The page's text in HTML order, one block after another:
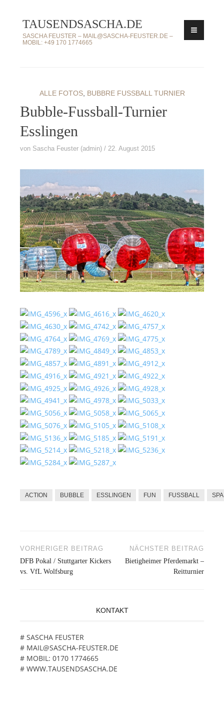
Inhalt
springen
TAUSENDSASCHA.DE
SASCHA FEUSTER – MAIL@SASCHA-FEUSTER.DE –
MOBIL: +49 170 1774665
ALLE FOTOS, BUBBRE FUSSBALL TURNIER
Bubble-Fussball-Turnier
Esslingen
von Sascha Feuster (admin) 22. August 2015
ACTION BUBBLE ESSLINGEN FUN FUSSBALL
Beitragsnavigation
VORHERIGER BEITRAG
DFB Pokal / Stuttgarter Kickers
vs. VfL Wolfsburg
NÄCHSTER BEITRAG
Bietigheimer Pferdemarkt –
Reitturnier
KONTAKT
# SASCHA FEUSTER
# MAIL@SASCHA-FEUSTER.DE
# MOBIL: 0170 1774665
# WWW.TAUSENDSASCHA.DE